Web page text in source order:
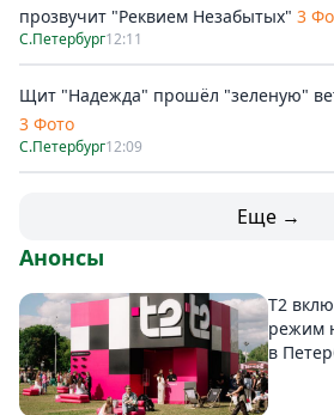
прозвучит "Реквием Незабытых" 3
С.Петербург12:11
Щит "Надежда" прошёл "зеленую"
3 Фото
С.Петербург12:09
Еще →
Анонсы
Т2
режим
в